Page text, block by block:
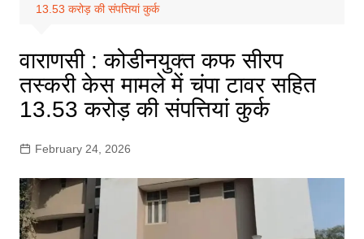
13.53 करोड़ की संपत्तियां कुर्क
वाराणसी : कोडीनयुक्त कफ सीरप
तस्करी केस मामले में चंपा टावर सहित
13.53 करोड़ की संपत्तियां कुर्क
February 24, 2026